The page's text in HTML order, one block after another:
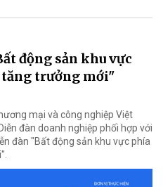
động sản khu vực
tăng trưởng mới"
mại và công nghiệp Việt
đàn doanh nghiệp phối hợp với
đàn "Bất động sản khu vực phía